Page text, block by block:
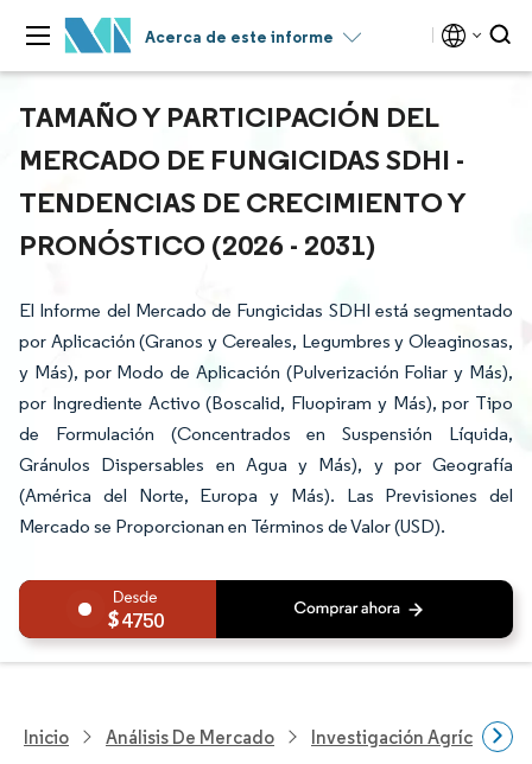
Acerca de este informe
TAMAÑO Y PARTICIPACIÓN DEL
MERCADO DE FUNGICIDAS SDHI -
TENDENCIAS DE CRECIMIENTO Y
PRONÓSTICO (2026 - 2031)
El Informe del Mercado de Fungicidas SDHI está segmentado
por Aplicación (Granos y Cereales, Legumbres y Oleaginosas,
y Más), por Modo de Aplicación (Pulverización Foliar y Más),
por Ingrediente Activo (Boscalid, Fluopiram y Más), por Tipo
de Formulación (Concentrados en Suspensión Líquida,
Gránulos Dispersables en Agua y Más), y por Geografía
(América del Norte, Europa y Más). Las Previsiones del
Mercado se Proporcionan en Términos de Valor (USD).
4750
Inicio Análisis De Mercado Investigación Agrícola